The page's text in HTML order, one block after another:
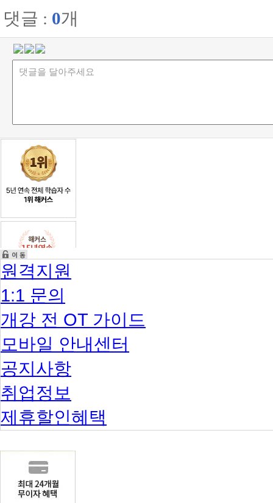
댓글 : 0개
원격지원
1:1 문의
개강 전 OT 가이드
모바일 안내센터
공지사항
취업정보
제휴할인혜택